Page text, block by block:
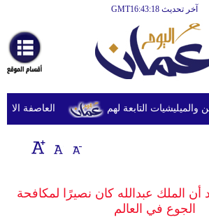
آخر تحديث GMT16:43:18
أخبارعاجلة
رياضة
ثقافة
إقتصاد
وموسيقى
العاصفة التابعة لهم
الملك عبدالله كان نصيرًا لمكافحة
الجوع في العالم